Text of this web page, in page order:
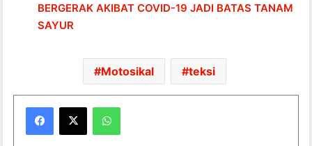
BERGERAK AKIBAT COVID-19 JADI BATAS TANAM
SAYUR
Motosikal teksi
WhatsApp